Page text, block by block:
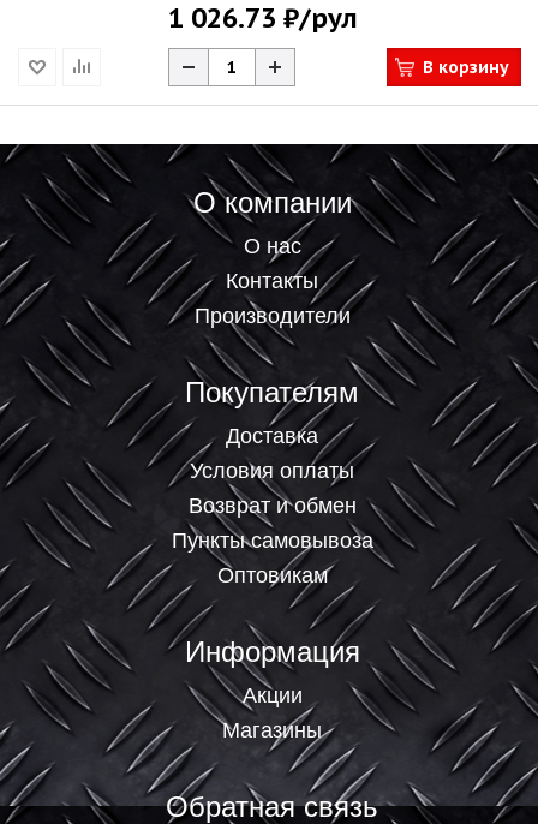
1 026.73 ₽/рул
В корзину
О компании
О нас
Контакты
Производители
Покупателям
Доставка
Условия оплаты
Возврат и обмен
Пункты самовывоза
Оптовикам
Информация
Акции
Магазины
Обратная связь